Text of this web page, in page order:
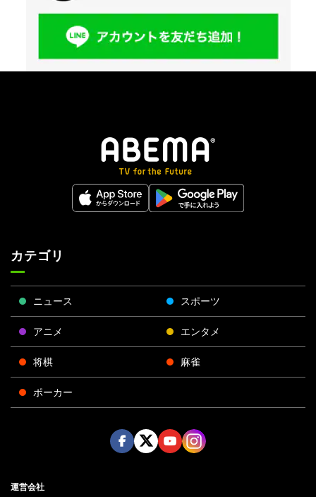
カテゴリ
ニュース スポーツ
アニメ エンタメ
将棋 麻雀
ポーカー
運営会社